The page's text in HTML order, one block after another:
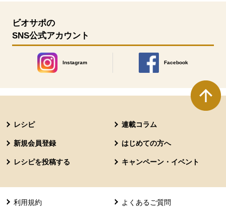
ビオサポの
SNS公式アカウント
Instagram
別のウィンドウで開きます。
Facebook
別のウィンドウで開きます
レシピ 連載コラム
新規会員登録 はじめての方へ
レシピを投稿する キャンペーン・イベント
利用規約 よくあるご質問